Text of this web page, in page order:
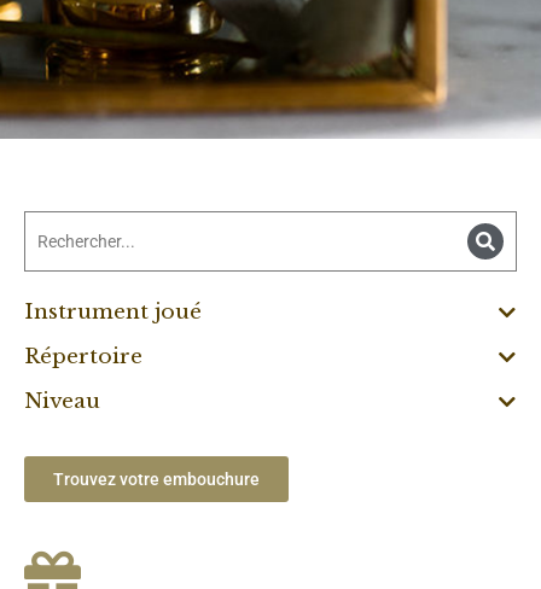
Instrument joué
Répertoire
Niveau
Trouvez votre embouchure